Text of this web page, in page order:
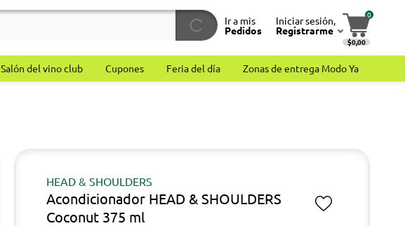
Ir a mis
Pedidos
Iniciar sesión,
Registrarme
0
$0,00
Salón del vino club Cupones Feria del día Zonas de entrega Modo Ya
HEAD & SHOULDERS
Acondicionador HEAD & SHOULDERS
Coconut 375 ml